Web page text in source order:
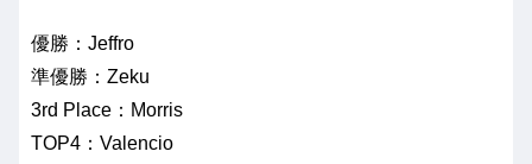
優勝：Jeffro
準優勝：Zeku
3rd Place：Morris
TOP4：Valencio